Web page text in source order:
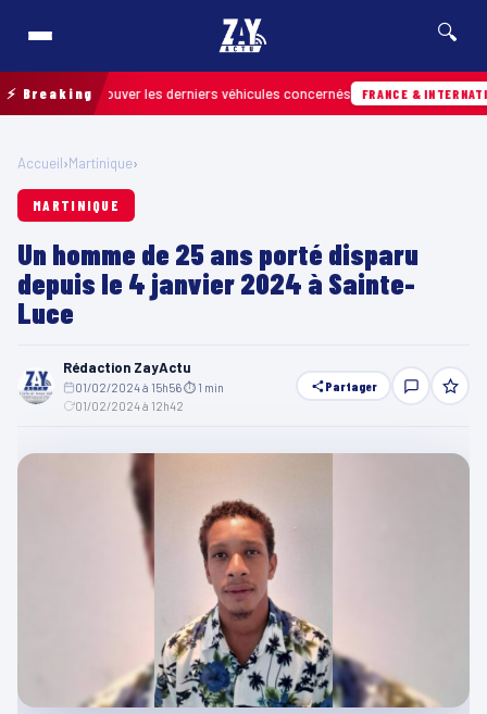
🔍
⚡ Breaking
retrouver les derniers véhicules concernés FRANCE & INTERNATIONALE
Accueil›Martinique›
MARTINIQUE
Un homme de 25 ans porté disparu
depuis le 4 janvier 2024 à Sainte-
Luce
Rédaction ZayActu
01/02/2024 à 15h56⏱ 1 min
01/02/2024 à 12h42
Partager